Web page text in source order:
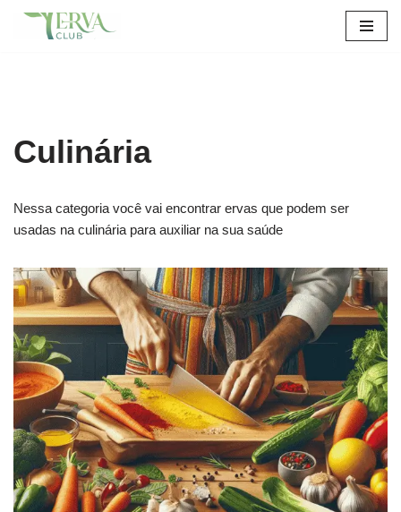
Culinária
Nessa categoria você vai encontrar ervas que podem ser
usadas na culinária para auxiliar na sua saúde